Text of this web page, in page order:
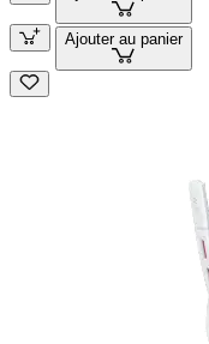
Ajouter au panier